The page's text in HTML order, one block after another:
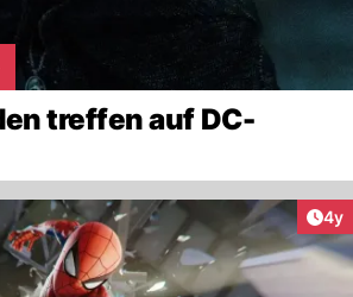
treffen auf DC-
4y